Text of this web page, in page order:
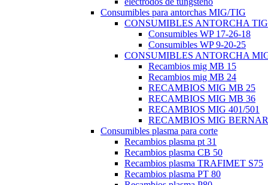
Consumibles para antorchas MIG/TIG
CONSUMIBLES ANTORCHA TIG
Consumibles WP 17-26-18
Consumibles WP 9-20-25
CONSUMIBLES ANTORCHA
Recambios mig MB 15
Recambios mig MB 24
RECAMBIOS MIG MB 25
RECAMBIOS MIG MB 36
RECAMBIOS MIG 401/501
RECAMBIOS MIG
Consumibles plasma para corte
Recambios plasma pt 31
Recambios plasma CB 50
Recambios plasma TRAFIMET S75
Recambios plasma PT 80